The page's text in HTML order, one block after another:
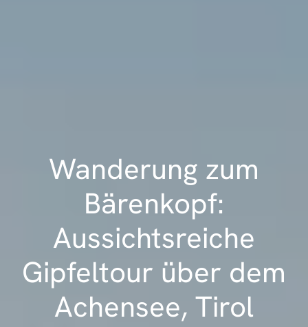
Wanderung zum
Bärenkopf:
Aussichtsreiche
Gipfeltour über dem
Achensee, Tirol